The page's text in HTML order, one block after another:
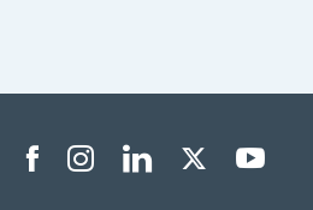
Menu liens sociaux